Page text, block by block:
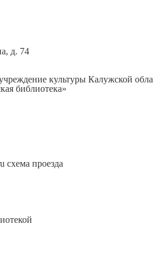
д. 74
культуры Калужской
библиотека»
схема проезда